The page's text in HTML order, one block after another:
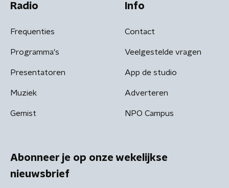
Radio
Frequenties
Programma's
Presentatoren
Muziek
Gemist
Info
Contact
Veelgestelde vragen
App de studio
Adverteren
NPO Campus
Abonneer je op onze wekelijkse
nieuwsbrief